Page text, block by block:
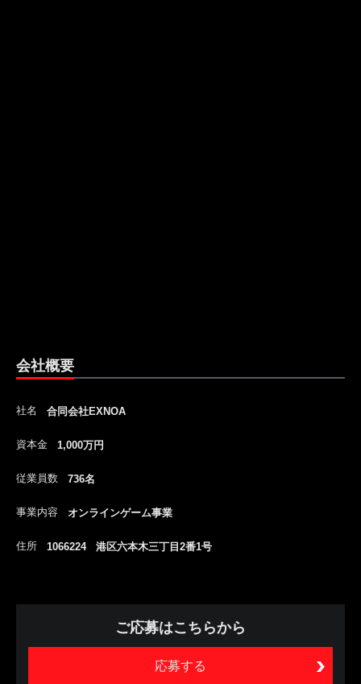
会社概要
社名 合同会社EXNOA
資本金 1,000万円
従業員数 736名
事業内容 オンラインゲーム事業
住所 1066224 港区六本木三丁目2番1号
ご応募はこちらから
応募する